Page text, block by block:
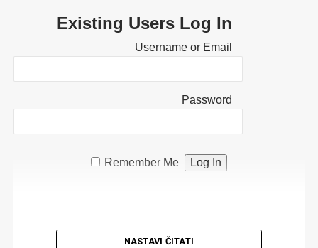
Existing Users Log In
Username or Email
Password
Remember Me
NASTAVI ČITATI